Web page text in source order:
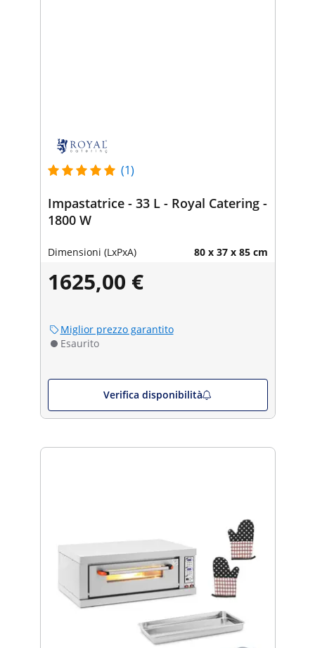
(1)
Impastatrice - 33 L - Royal Catering -
1800 W
Dimensioni (LxPxA) 80 x 37 x 85 cm
1625,00 €
Miglior prezzo garantito
Esaurito
Verifica disponibilità